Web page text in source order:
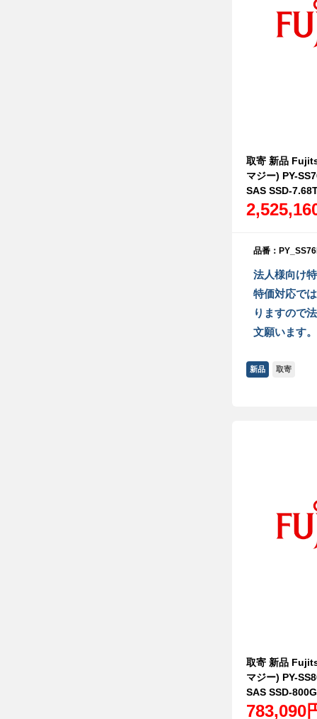
取寄 新品
マジー) PY-
SAS SSD-
品番：
法人様向け
特価対応で
りますので
文願います。
新品 取寄
取寄 新品
マジー) PY-
SAS SSD-
783,090